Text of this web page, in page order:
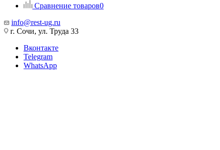
Сравнение товаров0
info@rest-ug.ru
г. Сочи, ул. Труда 33
Вконтакте
Telegram
WhatsApp